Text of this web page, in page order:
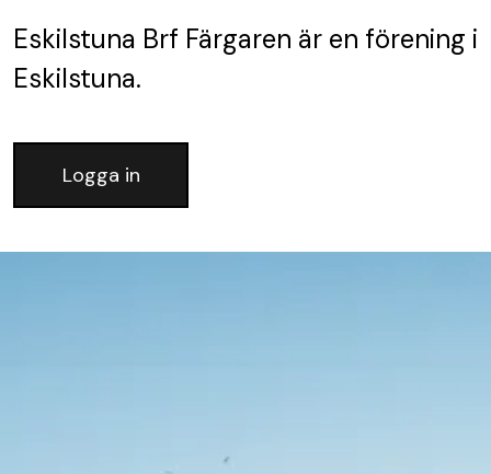
Eskilstuna Brf Färgaren är en förening i
Eskilstuna.
Logga in